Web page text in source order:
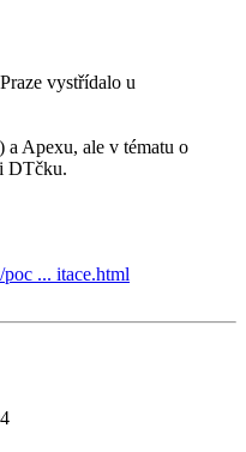
vystřídalo u
Apexu, ale v tématu o
DTčku.
... itace.html